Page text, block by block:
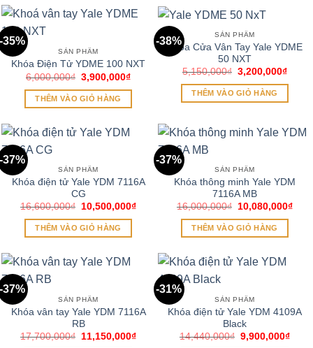
-35%
SẢN PHẨM
Khóa Điện Tử YDME 100 NXT
6,000,000₫ Giá
gốc
là:
6,000,000₫.
3,900,000₫Giá
tại
THÊM VÀO GIỎ HÀNG
-38%
SẢN PHẨM
Khóa Cửa Vân Tay Yale YDME
50 NXT
5,150,000₫ Giá
là:
5,150,000₫.
3,200,000₫Giá
THÊM VÀO GIỎ HÀNG
-37%
SẢN PHẨM
Khóa điện tử Yale YDM 7116A
CG
16,600,000₫
Giá
là:
16,600,000₫.
10,500,000₫Giá
THÊM VÀO GIỎ HÀNG
-37%
SẢN PHẨM
Khóa thông minh Yale YDM
7116A MB
16,000,000₫
Giá
là:
16,000,000₫.
10,080,000₫Giá
THÊM VÀO GIỎ HÀNG
-37%
SẢN PHẨM
Khóa vân tay Yale YDM 7116A
RB
17,700,000₫
Giá
11,150,000₫Giá
-31%
SẢN PHẨM
Khóa điện tử Yale YDM 4109A
Black
14,440,000₫ Giá
9,900,000₫Giá